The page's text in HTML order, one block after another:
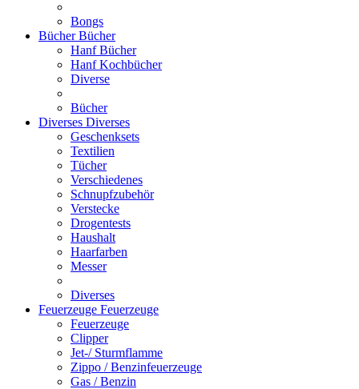
Bongs
BücherBücher
Hanf Bücher
Hanf Kochbücher
Diverse
Bücher
Diverses Diverses
Geschenksets
Textilien
Tücher
Verschiedenes
Schnupfzubehör
Verstecke
Drogentests
Haushalt
Haarfarben
Messer
Diverses
Feuerzeuge Feuerzeuge
Feuerzeuge
Clipper
Jet-/ Sturmflamme
Zippo / Benzinfeuerzeuge
Gas / Benzin